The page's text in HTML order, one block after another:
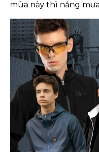
mùa này thì nắng